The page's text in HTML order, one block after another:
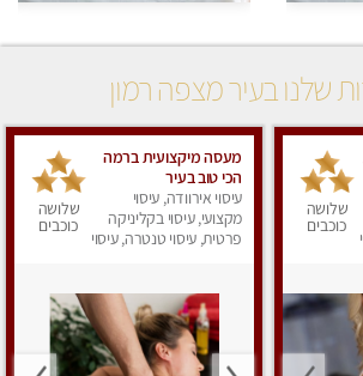
שלנו בעיר מצפה רמון
שלושה
כוכבים
מעסה מיקצועית ברמה
הכי טוב בעיר
עיסוי אירוודה, עיסוי
מקצועי, עיסוי בקליניקה
פרטית, עיסוי טנטרה, עיסוי
שלושה
כוכבים